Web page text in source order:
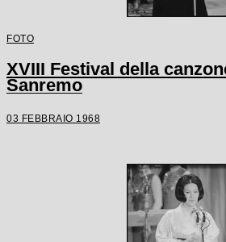
FOTO
XVIII Festival della
Sanremo
03 FEBBRAIO 1968